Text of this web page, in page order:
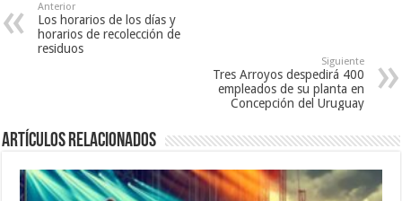
Anterior
Los horarios de los días y
horarios de recolección de
residuos
Siguiente
Tres Arroyos despedirá 400
empleados de su planta en
Concepción del Uruguay
Artículos Relacionados